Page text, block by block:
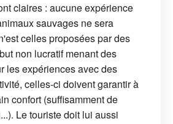
claires : aucune expérience
sauvages ne sera
celles proposées par des
non lucratif menant des
les expériences avec des
celles-ci doivent garantir à
confort (suffisamment de
Le touriste doit lui aussi